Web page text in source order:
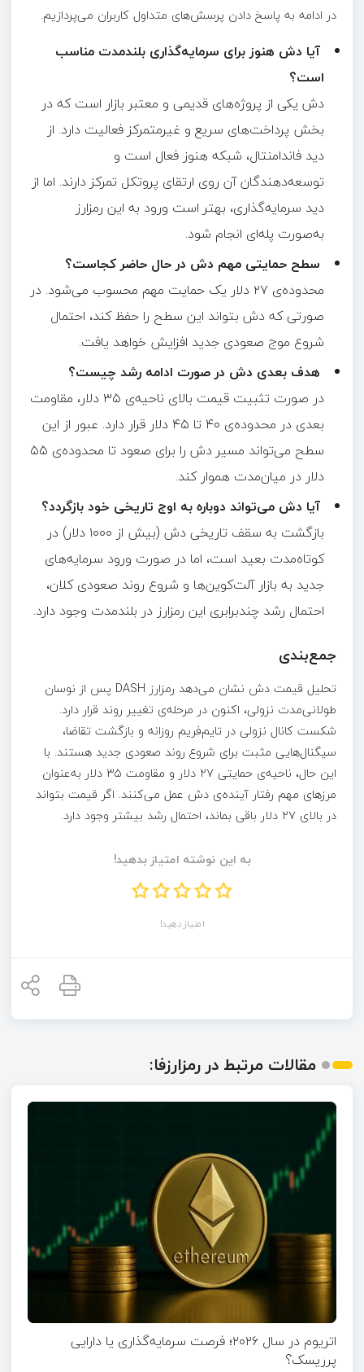
در ادامه به پاسخ دادن پرسش‌های متداول کاربران می‌پردازیم.
آیا دش هنوز برای سرمایه‌گذاری بلندمدت مناسب
است؟
دش یکی از پروژه‌های قدیمی و معتبر بازار است که در
بخش پرداخت‌های سریع و غیرمتمرکز فعالیت دارد. از
دید فاندامنتال، شبکه هنوز فعال است و
توسعه‌دهندگان آن روی ارتقای پروتکل تمرکز دارند. اما از
دید سرمایه‌گذاری، بهتر است ورود به این رمزارز
به‌صورت پله‌ای انجام شود.
سطح حمایتی مهم دش در حال حاضر کجاست؟
محدوده‌ی ۲۷ دلار یک حمایت مهم محسوب می‌شود. در
صورتی که دش بتواند این سطح را حفظ کند، احتمال
شروع موج صعودی جدید افزایش خواهد یافت.
هدف بعدی دش در صورت ادامه رشد چیست؟
در صورت تثبیت قیمت بالای ناحیه‌ی ۳۵ دلار، مقاومت
بعدی در محدوده‌ی ۴۰ تا ۴۵ دلار قرار دارد. عبور از این
سطح می‌تواند مسیر دش را برای صعود تا محدوده‌ی ۵۵
دلار در میان‌مدت هموار کند.
آیا دش می‌تواند دوباره به اوج تاریخی خود بازگردد؟
بازگشت به سقف تاریخی دش (بیش از ۱۰۰۰ دلار) در
کوتاه‌مدت بعید است، اما در صورت ورود سرمایه‌های
جدید به بازار آلت‌کوین‌ها و شروع روند صعودی کلان،
احتمال رشد چندبرابری این رمزارز در بلندمدت وجود دارد.
جمع‌بندی
تحلیل قیمت دش نشان می‌دهد رمزارز DASH پس از نوسان
طولانی‌مدت نزولی، اکنون در مرحله‌ی تغییر روند قرار دارد.
شکست کانال نزولی در تایم‌فریم روزانه و بازگشت تقاضا،
سیگنال‌هایی مثبت برای شروع روند صعودی جدید هستند. با
این حال، ناحیه‌ی حمایتی ۲۷ دلار و مقاومت ۳۵ دلار به‌عنوان
مرزهای مهم رفتار آینده‌ی دش عمل می‌کنند. اگر قیمت بتواند
در بالای ۲۷ دلار باقی بماند، احتمال رشد بیشتر وجود دارد.
به این نوشته امتیاز بدهید!
امتیاز دهید!
مقالات مرتبط در رمزارزفا:
اتریوم در سال ۲۰۲۶؛ فرصت سرمایه‌گذاری یا دارایی
پرریسک؟